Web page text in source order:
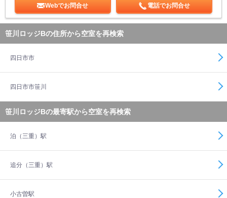
Webでお問合せ 電話でお問合せ
笹川ロッジBの住所から空室を再検索
四日市市
四日市市笹川
笹川ロッジBの最寄駅から空室を再検索
泊（三重）駅
追分（三重）駅
小古曽駅